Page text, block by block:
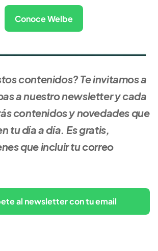
Conoce Welbe
contenidos? Te invitamos a
a nuestro newsletter y cada
contenidos y novedades que
tu día a día. Es gratis,
que incluir tu correo
al newsletter con tu email